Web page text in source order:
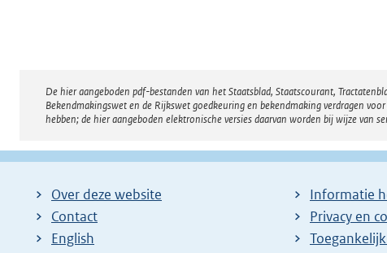
Disclaimer
De hier aangeboden pdf-bestanden van het Staatsblad, Staatscourant,
Bekendmakingswet en de Rijkswet goedkeuring en bekendmaking verdragen
hebben; de hier aangeboden elektronische versies daarvan worden bij wijze van
Over deze website
Contact
English
Informatie
Privacy en